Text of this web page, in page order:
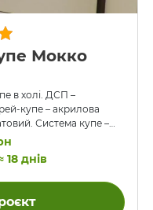
Мокко
в холі. ДСП –
купе – акрилова
Система купе –
за габарити
оригінальні висувні
таких меблів – BLUM.
18 днів